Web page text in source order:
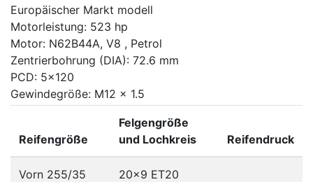
Europäischer Markt modell
Motorleistung: 523 hp
Motor: N62B44A, V8 , Petrol
Zentrierbohrung (DIA): 72.6 mm
PCD: 5x120
Gewindegröße: M12 x 1.5
Reifengröße
Felgengröße
und Lochkreis
Reifendruck
Vorn 255/35
20x9 ET20